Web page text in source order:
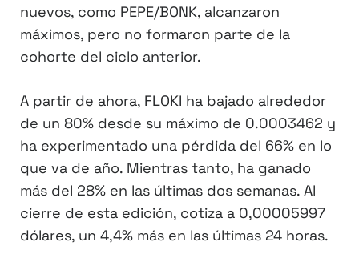
nuevos, como PEPE/BONK, alcanzaron
máximos, pero no formaron parte de la
cohorte del ciclo anterior.
A partir de ahora, FLOKI ha bajado alrededor
de un 80% desde su máximo de 0.0003462 y
ha experimentado una pérdida del 66% en lo
que va de año. Mientras tanto, ha ganado
más del 28% en las últimas dos semanas. Al
cierre de esta edición, cotiza a 0,00005997
dólares, un 4,4% más en las últimas 24 horas.